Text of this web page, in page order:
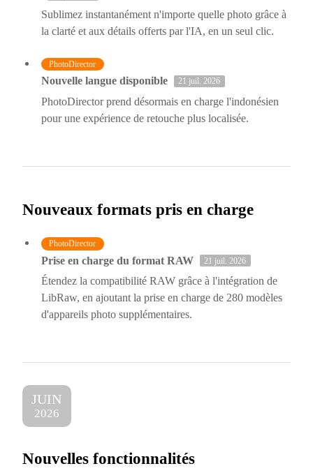
Sublimez instantanément n'importe quelle photo grâce à
la clarté et aux détails offerts par l'IA, en un seul clic.
PhotoDirector
Nouvelle langue disponible 21 juil. 2026
PhotoDirector prend désormais en charge l'indonésien
pour une expérience de retouche plus localisée.
Nouveaux formats pris en charge
PhotoDirector
Prise en charge du format RAW 21 juil. 2026
Étendez la compatibilité RAW grâce à l'intégration de
LibRaw, en ajoutant la prise en charge de 280 modèles
d'appareils photo supplémentaires.
JUIN
2026
Nouvelles fonctionnalités